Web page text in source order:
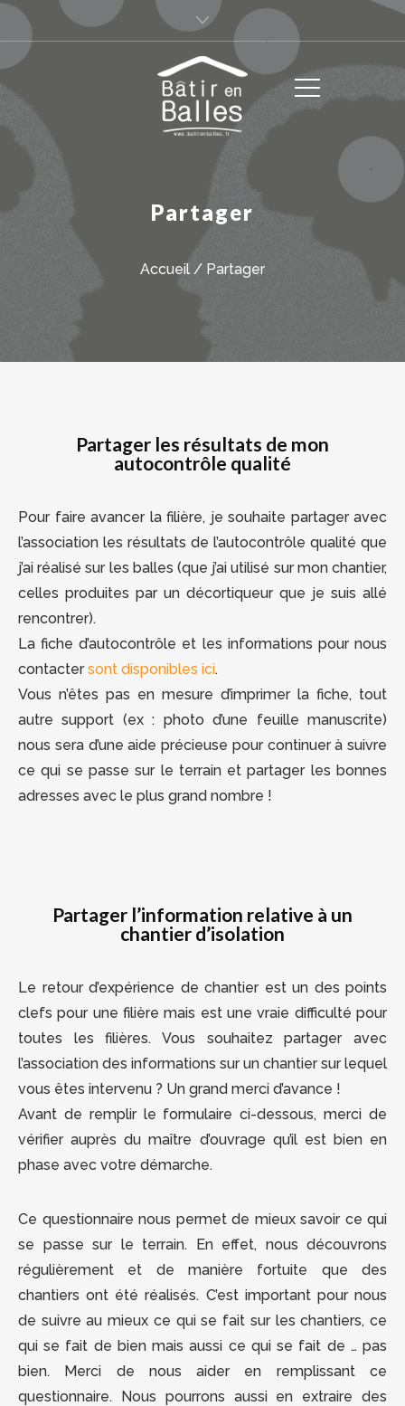
Partager
Accueil / Partager
Partager les résultats de mon
autocontrôle qualité
Pour faire avancer la filière, je souhaite partager avec
l’association les résultats de l’autocontrôle qualité que
j’ai réalisé sur les balles (que j’ai utilisé sur mon chantier,
celles produites par un décortiqueur que je suis allé
rencontrer).
La fiche d’autocontrôle et les informations pour nous
contactersont disponibles ici.
Vous n’êtes pas en mesure d’imprimer la fiche, tout
autre support (ex : photo d’une feuille manuscrite)
nous sera d’une aide précieuse pour continuer à suivre
ce qui se passe sur le terrain et partager les bonnes
adresses avec le plus grand nombre !
Partager l’information relative à un
chantier d’isolation
Le retour d’expérience de chantier est un des points
clefs pour une filière mais est une vraie difficulté pour
toutes les filières. Vous souhaitez partager avec
l’association des informations sur un chantier sur lequel
vous êtes intervenu ? Un grand merci d’avance !
Avant de remplir le formulaire ci-dessous, merci de
vérifier auprès du maître d’ouvrage qu’il est bien en
phase avec votre démarche.
Ce questionnaire nous permet de mieux savoir ce qui
se passe sur le terrain. En effet, nous découvrons
régulièrement et de manière fortuite que des
chantiers ont été réalisés. C’est important pour nous
de suivre au mieux ce qui se fait sur les chantiers, ce
qui se fait de bien mais aussi ce qui se fait de … pas
bien. Merci de nous aider en remplissant ce
questionnaire. Nous pourrons aussi en extraire des